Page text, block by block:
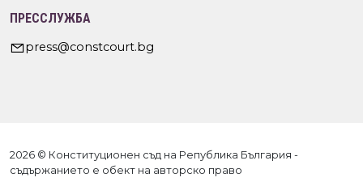
ПРЕССЛУЖБА
press@constcourt.bg
2026 © Конституционен съд на Република България -
съдържанието е обект на авторско право